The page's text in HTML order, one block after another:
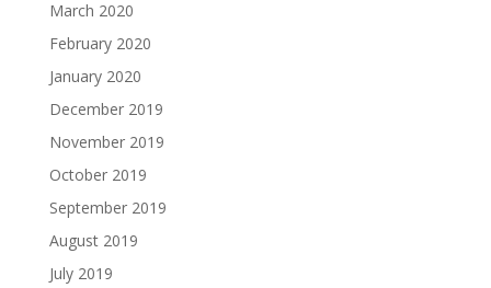
March 2020
February 2020
January 2020
December 2019
November 2019
October 2019
September 2019
August 2019
July 2019